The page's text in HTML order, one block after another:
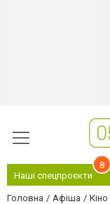
Наші спецпроєкти
8
Головна Афіша Кіно